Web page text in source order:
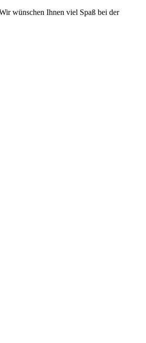
wünschen Ihnen viel Spaß bei der